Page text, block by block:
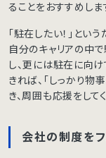
ることをおすすめしま
「駐在したい！」とい
自分のキャリアの中
し、更には駐在に向
きれば、「しっかり物
き、周囲も応援をして
会社の制度を